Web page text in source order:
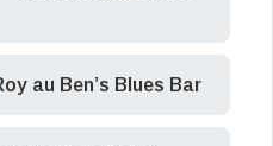
au Ben’s Blues Bar